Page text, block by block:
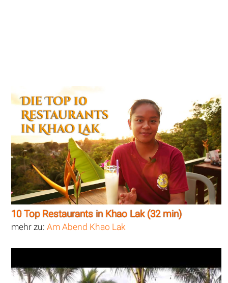
10 Top Restaurants in Khao Lak (32 min)
mehr zu:Am Abend Khao Lak